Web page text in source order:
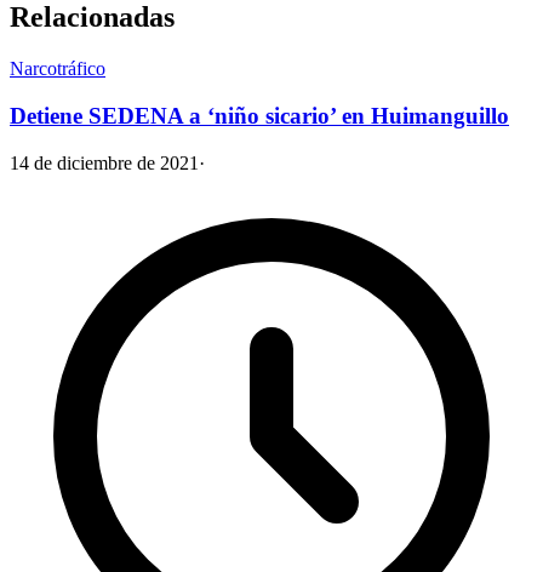
Relacionadas
Narcotráfico
Detiene SEDENA a ‘niño sicario’ en Huimanguillo
14 de diciembre de 2021 ·